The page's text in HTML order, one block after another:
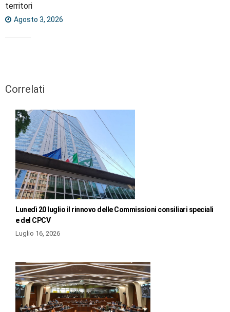
territori
Agosto 3, 2026
Correlati
Lunedì 20 luglio il rinnovo delle Commissioni consiliari speciali
e del CPCV
Luglio 16, 2026